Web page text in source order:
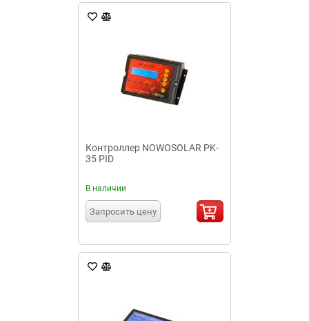
Контроллер NOWOSOLAR PK-
35 PID
В наличии
Запросить цену